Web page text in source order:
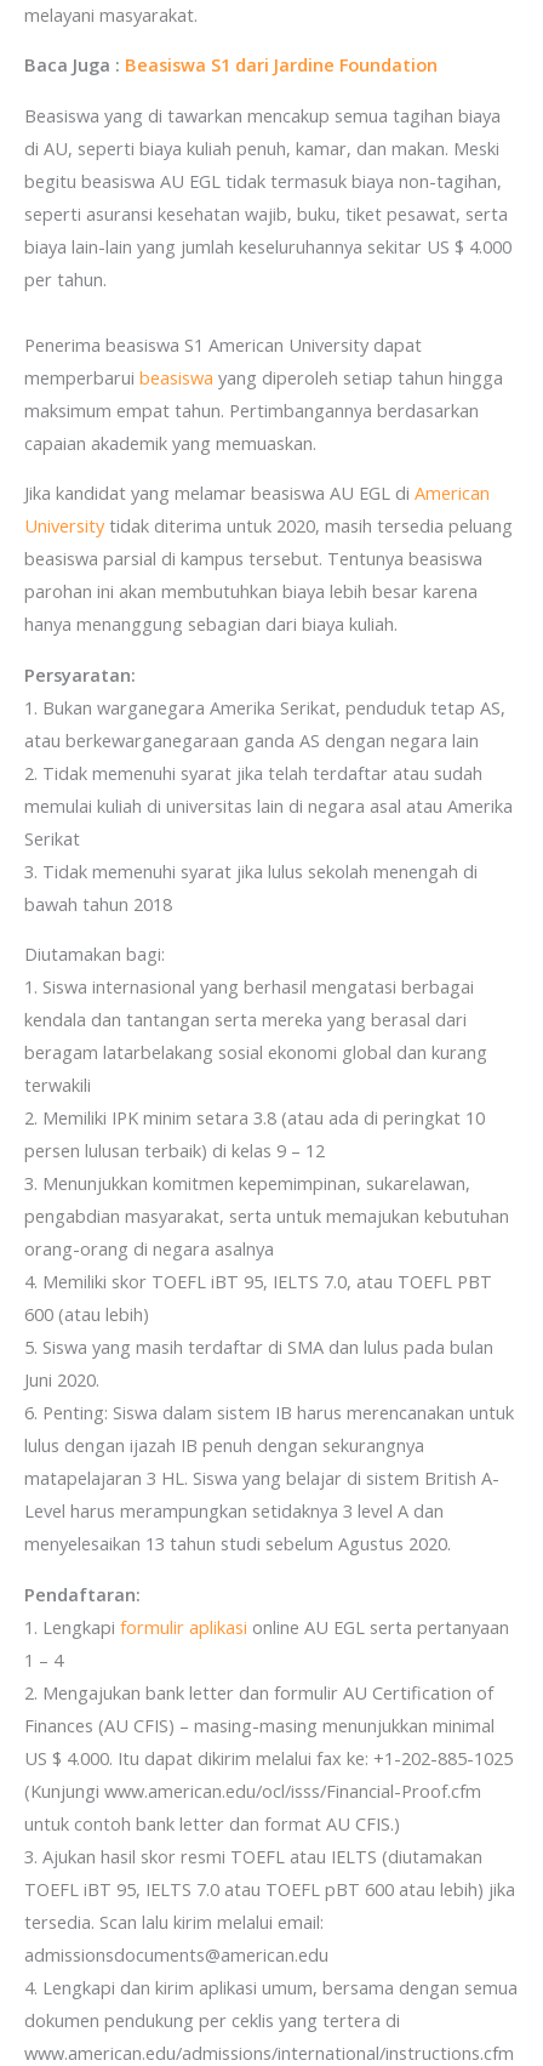
melayani masyarakat.
Baca Juga : Beasiswa S1 dari Jardine Foundation
Beasiswa yang di tawarkan mencakup semua tagihan biaya
di AU, seperti biaya kuliah penuh, kamar, dan makan. Meski
begitu beasiswa AU EGL tidak termasuk biaya non-tagihan,
seperti asuransi kesehatan wajib, buku, tiket pesawat, serta
biaya lain-lain yang jumlah keseluruhannya sekitar US $ 4.000
per tahun.
Penerima beasiswa S1 American University dapat
memperbarui beasiswa yang diperoleh setiap tahun hingga
maksimum empat tahun. Pertimbangannya berdasarkan
capaian akademik yang memuaskan.
Jika kandidat yang melamar beasiswa AU EGL di American
Universitytidak diterima untuk 2020, masih tersedia peluang
beasiswa parsial di kampus tersebut. Tentunya beasiswa
parohan ini akan membutuhkan biaya lebih besar karena
hanya menanggung sebagian dari biaya kuliah.
Persyaratan:
1. Bukan warganegara Amerika Serikat, penduduk tetap AS,
atau berkewarganegaraan ganda AS dengan negara lain
2. Tidak memenuhi syarat jika telah terdaftar atau sudah
memulai kuliah di universitas lain di negara asal atau Amerika
Serikat
3. Tidak memenuhi syarat jika lulus sekolah menengah di
bawah tahun 2018
Diutamakan bagi:
1. Siswa internasional yang berhasil mengatasi berbagai
kendala dan tantangan serta mereka yang berasal dari
beragam latarbelakang sosial ekonomi global dan kurang
terwakili
2. Memiliki IPK minim setara 3.8 (atau ada di peringkat 10
persen lulusan terbaik) di kelas 9 – 12
3. Menunjukkan komitmen kepemimpinan, sukarelawan,
pengabdian masyarakat, serta untuk memajukan kebutuhan
orang-orang di negara asalnya
4. Memiliki skor TOEFL iBT 95, IELTS 7.0, atau TOEFL PBT
600 (atau lebih)
5. Siswa yang masih terdaftar di SMA dan lulus pada bulan
Juni 2020.
6. Penting: Siswa dalam sistem IB harus merencanakan untuk
lulus dengan ijazah IB penuh dengan sekurangnya
matapelajaran 3 HL. Siswa yang belajar di sistem British A-
Level harus merampungkan setidaknya 3 level A dan
menyelesaikan 13 tahun studi sebelum Agustus 2020.
Pendaftaran:
1. Lengkapi formulir aplikasi online AU EGL serta pertanyaan
1 – 4
2. Mengajukan bank letter dan formulir AU Certification of
Finances (AU CFIS) – masing-masing menunjukkan minimal
US $ 4.000. Itu dapat dikirim melalui fax ke: +1-202-885-1025
(Kunjungi www.american.edu/ocl/isss/Financial-Proof.cfm
untuk contoh bank letter dan format AU CFIS.)
3. Ajukan hasil skor resmi TOEFL atau IELTS (diutamakan
TOEFL iBT 95, IELTS 7.0 atau TOEFL pBT 600 atau lebih) jika
tersedia. Scan lalu kirim melalui email:
admissionsdocuments@american.edu
4. Lengkapi dan kirim aplikasi umum, bersama dengan semua
dokumen pendukung per ceklis yang tertera di
www.american.edu/admissions/international/instructions.cfm